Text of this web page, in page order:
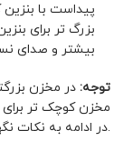
پیداست با
بزرگ تر برای
بیشتر و صدای
توجه: در مخزن
مخزن کوچک تر
.در ادامه به نکات